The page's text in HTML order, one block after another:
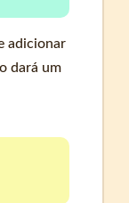
adicionar
dará um